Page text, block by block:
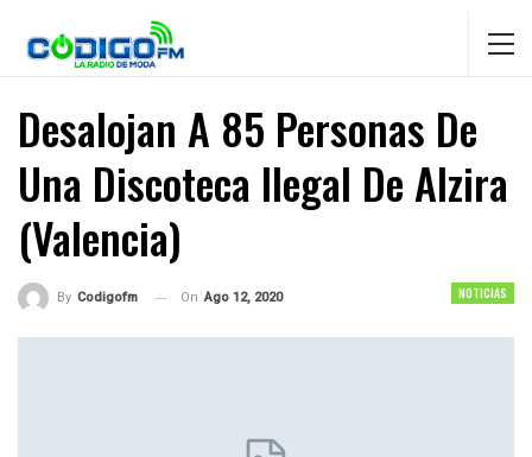
Desalojan A 85 Personas De
Una Discoteca Ilegal De Alzira
(Valencia)
NOTICIAS
By Codigofm On Ago 12, 2020